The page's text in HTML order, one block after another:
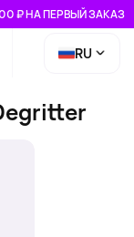
₽ НА ПЕРВЫЙ ЗАКАЗ
RU